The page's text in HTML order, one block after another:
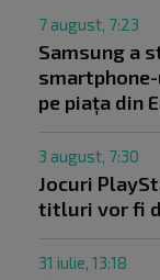
7 august, 7:23
Samsung a
pe piața din
3 august, 7:30
Jocuri
titluri vor fi
31 iulie, 13:18